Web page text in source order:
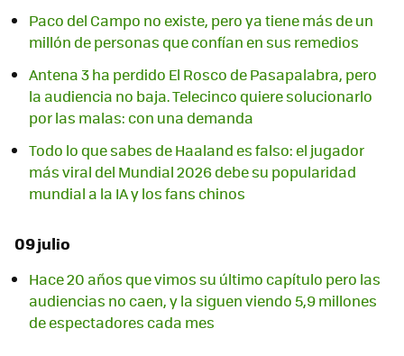
Paco del Campo no existe, pero ya tiene más de un
millón de personas que confían en sus remedios
Antena 3 ha perdido El Rosco de Pasapalabra, pero
la audiencia no baja. Telecinco quiere solucionarlo
por las malas: con una demanda
Todo lo que sabes de Haaland es falso: el jugador
más viral del Mundial 2026 debe su popularidad
mundial a la IA y los fans chinos
09 julio
Hace 20 años que vimos su último capítulo pero las
audiencias no caen, y la siguen viendo 5,9 millones
de espectadores cada mes